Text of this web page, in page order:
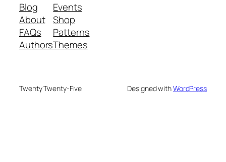
Blog
About
FAQs
Authors
Events
Shop
Patterns
Themes
Twenty Twenty-Five Designed withWordPress